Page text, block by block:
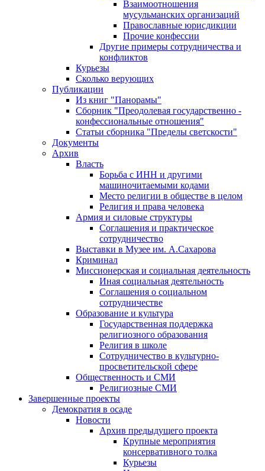
Взаимоотношения
мусульманских организаций
Православные юрисдикции
Прочие конфессии
Другие примеры сотрудничества и
конфликтов
Курьезы
Сколько верующих
Публикации
Из книг "Панорамы"
Сборник "Преодолевая государственно -
конфессиональные отношения"
Статьи сборника "Пределы светскости"
Документы
Архив
Власть
Борьба с ИНН и другими
машиночитаемыми кодами
Место религии в обществе в целом
Религия и права человека
Армия и силовые структуры
Соглашения и практическое
сотрудничество
Выставки в Музее им. А.Сахарова
Криминал
Миссионерская и социальная деятельность
Иная социальная деятельность
Соглашения о социальном
сотрудничестве
Образование и культура
Государственная поддержка
религиозного образования
Религия в школе
Сотрудничество в культурно-
просветительской сфере
Общественность и СМИ
Религиозные СМИ
Завершенные проекты
Демократия в осаде
Новости
Архив предыдущего проекта
Крупные мероприятия
консервативного толка
Курьезы